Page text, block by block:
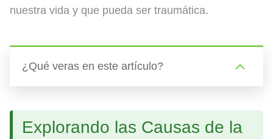
nuestra vida y que pueda ser traumática.
¿Qué veras en este artículo?
Explorando las Causas de la